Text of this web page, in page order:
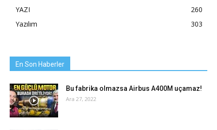
YAZI
260
Yazılım
303
En Son Haberler
Bu fabrika olmazsa Airbus A400M uçamaz!
Ara 27, 2022